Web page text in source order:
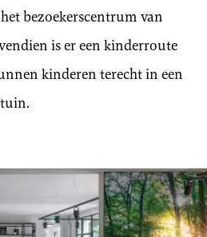
bezoekerscentrum van
is er een kinderroute
kinderen terecht in een